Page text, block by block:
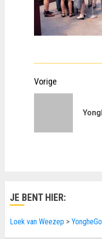
Doorgaan
Vorige
JE BENT HIER:
Loek van Weezep >